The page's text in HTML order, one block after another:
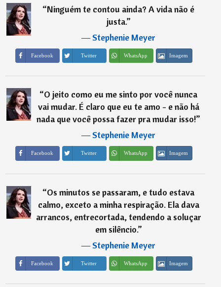
“Ninguém te contou ainda? A vida não é
justa.”
―Stephenie Meyer
Facebook Twitter WhatsApp Imagem
“O jeito como eu me sinto por você nunca
vai mudar. É claro que eu te amo - e não há
nada que você possa fazer pra mudar isso!”
―Stephenie Meyer
Facebook Twitter WhatsApp Imagem
“Os minutos se passaram, e tudo estava
calmo, exceto a minha respiração. Ela dava
arrancos, entrecortada, tendendo a soluçar
em silêncio.”
―Stephenie Meyer
Facebook Twitter WhatsApp Imagem